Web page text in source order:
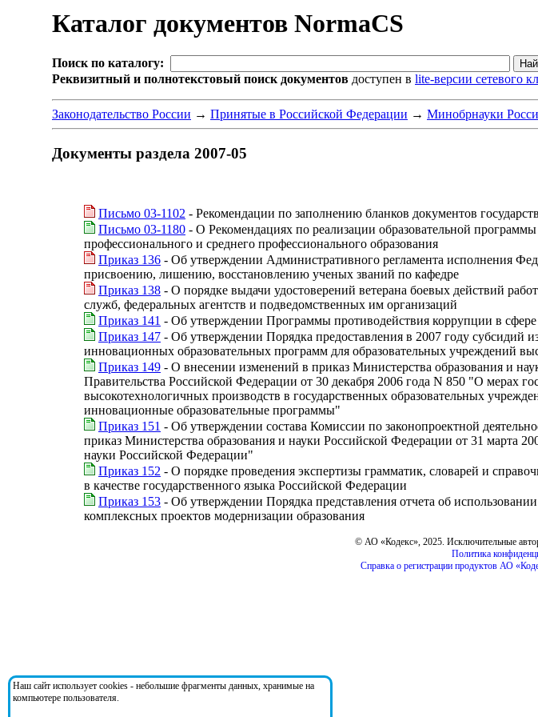
Каталог документов NormaCS
Поиск по каталогу:
Реквизитный и полнотекстовый поиск документов доступен в lite-версии сетевого
Законодательство России → Принятые в Российской Федерации → Минобрнауки
Документы раздела 2007-05
Письмо 03-1102 - Рекомендации по заполнению бланков документов
Письмо 03-1180 - О Рекомендациях по реализации образовательной
профессионального и среднего профессионального образования
Приказ 136 - Об утверждении Административного регламента исполнения
присвоению, лишению, восстановлению ученых званий по кафедре
Приказ 138 - О порядке выдачи удостоверений ветерана боевых действий
служб, федеральных агентств и подведомственных им организаций
Приказ 141 - Об утверждении Программы противодействия коррупции в
Приказ 147 - Об утверждении Порядка предоставления в 2007 году субсидий
инновационных образовательных программ для образовательных учреждений
Приказ 149 - О внесении изменений в приказ Министерства образования и
Правительства Российской Федерации от 30 декабря 2006 года N 850 "О мерах
высокотехнологичных производств в государственных образовательных
инновационные образовательные программы"
Приказ 151 - Об утверждении состава Комиссии по законопроектной
приказ Министерства образования и науки Российской Федерации от 31 марта
науки Российской Федерации"
Приказ 152 - О порядке проведения экспертизы грамматик, словарей и
в качестве государственного языка Российской Федерации
Приказ 153 - Об утверждении Порядка представления отчета об
комплексных проектов модернизации образования
© АО «Кодекс», 2025. Исключительные
Политика
Справка о регистрации продуктов АО
Наш сайт использует cookies - небольшие фрагменты данных, хранимые на
компьютере пользователя.